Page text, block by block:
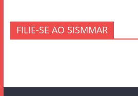
FILIE-SE AO SISMMAR